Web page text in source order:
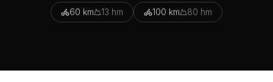
60 km 13 hm 100 km 80 hm